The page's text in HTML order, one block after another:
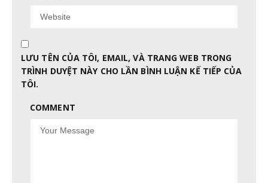
LƯU TÊN CỦA TÔI, EMAIL, VÀ TRANG WEB TRONG
TRÌNH DUYỆT NÀY CHO LẦN BÌNH LUẬN KẾ TIẾP CỦA
TÔI.
COMMENT